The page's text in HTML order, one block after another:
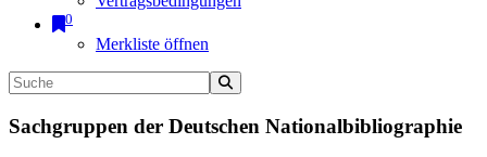
0
Merkliste öffnen
Sachgruppen der Deutschen Nationalbibliographie